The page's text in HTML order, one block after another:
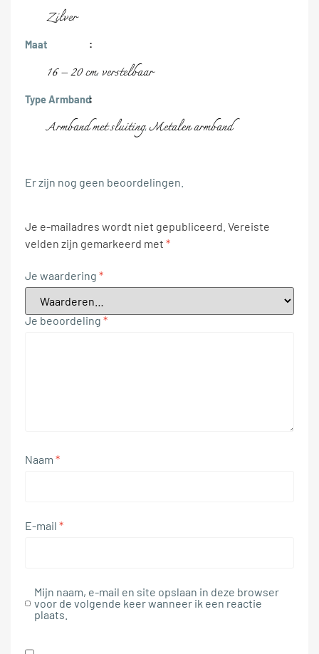
Zilver
Maat
16 – 20 cm, verstelbaar
Type Armband
Armband met sluiting,Metalen armband
Er zijn nog geen beoordelingen.
Je e-mailadres wordt niet gepubliceerd. Vereiste
velden zijn gemarkeerd met *
Je waardering *
Je beoordeling *
Naam *
E-mail *
Mijn naam, e-mail en site opslaan in deze browser
voor de volgende keer wanneer ik een reactie
plaats.